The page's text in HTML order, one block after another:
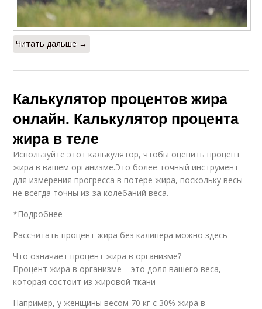
Читать дальше →
Калькулятор процентов жира
онлайн. Калькулятор процента
жира в теле
Используйте этот калькулятор, чтобы оценить процент
жира в вашем организме.Это более точный инструмент
для измерения прогресса в потере жира, поскольку весы
не всегда точны из-за колебаний веса.
*Подробнее
Рассчитать процент жира без калипера можно здесь
Что означает процент жира в организме?
Процент жира в организме – это доля вашего веса,
которая состоит из жировой ткани
Например, у женщины весом 70 кг с 30% жира в